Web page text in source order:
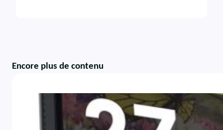
Encore plus de contenu